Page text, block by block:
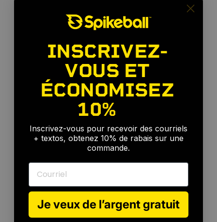
Pour chaque
de
compétence
INSCRIVEZ-
VOUS ET
ÉCONOMISEZ
10%
Inscrivez-vous pour recevoir des courriels
+ textos, obtenez 10% de rabais sur une
commande.
Courriel
Je veux de l’argent gratuit